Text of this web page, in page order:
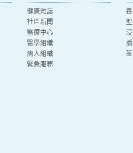
健康雜誌
社區新聞
醫療中心
醫學組織
病人組織
緊急服務